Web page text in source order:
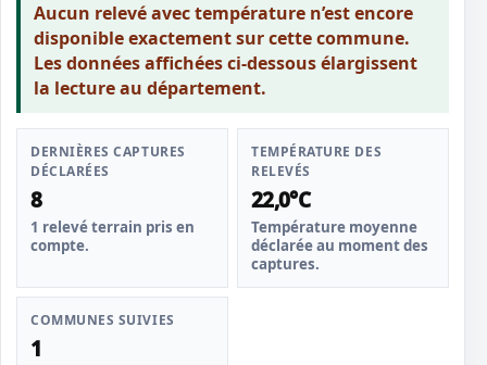
Aucun relevé avec température n’est encore
disponible exactement sur cette commune.
Les données affichées ci-dessous élargissent
la lecture au département.
DERNIÈRES CAPTURES
DÉCLARÉES
8
1 relevé terrain pris en
compte.
TEMPÉRATURE DES
RELEVÉS
22,0°C
Température moyenne
déclarée au moment des
captures.
COMMUNES SUIVIES
1